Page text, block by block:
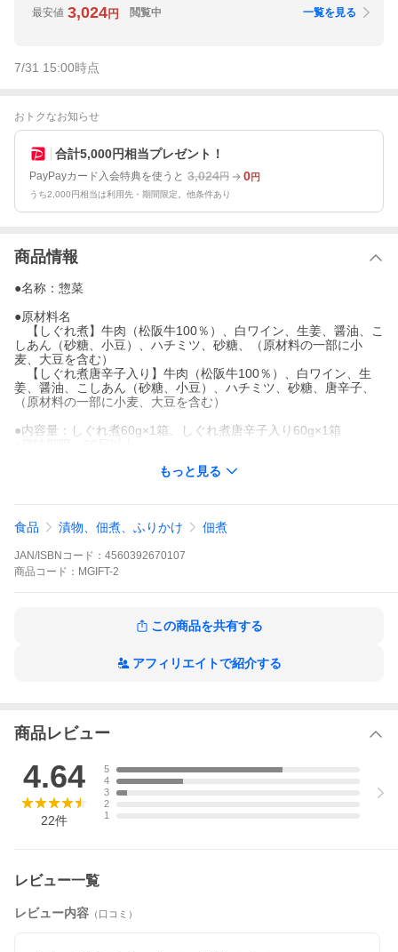
最安値 3,024円 閲覧中 一覧を見る
7/31 15:00時点
おトクなお知らせ
合計5,000円相当プレゼント！
PayPayカード入会特典を使うと 3,024円 0円
うち2,000円相当は利用先・期間限定。他条件あり
商品情報
●名称：惣菜
●原材料名
【しぐれ煮】牛肉（松阪牛100％）、白ワイン、生姜、醤油、こ
しあん（砂糖、小豆）、ハチミツ、砂糖、（原材料の一部に小
麦、大豆を含む）
【しぐれ煮唐辛子入り】牛肉（松阪牛100％）、白ワイン、生
姜、醤油、こしあん（砂糖、小豆）、ハチミツ、砂糖、唐辛子、
（原材料の一部に小麦、大豆を含む）
●内容量：しぐれ煮60g×1箱、しぐれ煮唐辛子入り60g×1箱
※ハチミツを使用しておりますので、1歳未満の乳児には与えない
御中元 お中元 御歳暮 お歳暮 母の日 父の日 敬老の日 記念品 誕生
日 景品 賞品 贈答品 贈り物 ギフト お取り寄せ プレゼント お返し
紙袋のご購入はこちらから
のし紙について
同梱について
もっと見る
食品 漬物、佃煮、ふりかけ 佃煮
JAN/ISBNコード： 4560392670107
商品 コード： MGIFT-2
この商品を共有する
アフィリエイトで紹介する
商品レビュー
4.64
22件
5
4
3
2
1
レビュー一覧
レビュー内容 （口コミ）